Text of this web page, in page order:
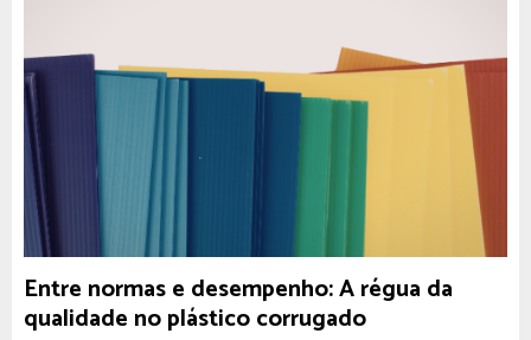
Entre normas e desempenho: A régua da
qualidade no plástico corrugado